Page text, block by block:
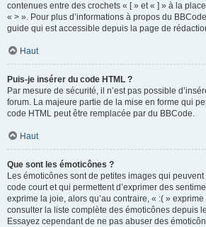
contenues entre des crochets « [ » et « ] » à la
« > ». Pour plus d’informations à propos du
guide qui est accessible depuis la page de
Haut
Puis-je insérer du code HTML ?
Par mesure de sécurité, il n’est pas possible
forum. La majeure partie de la mise en forme qui
code HTML peut être remplacée par du BBCode.
Haut
Que sont les émoticônes ?
Les émoticônes sont de petites images qui
code court et qui permettent d’exprimer des
exprime la joie, alors qu’au contraire, « :( »
consulter la liste complète des émoticônes depuis
Essayez cependant de ne pas abuser des